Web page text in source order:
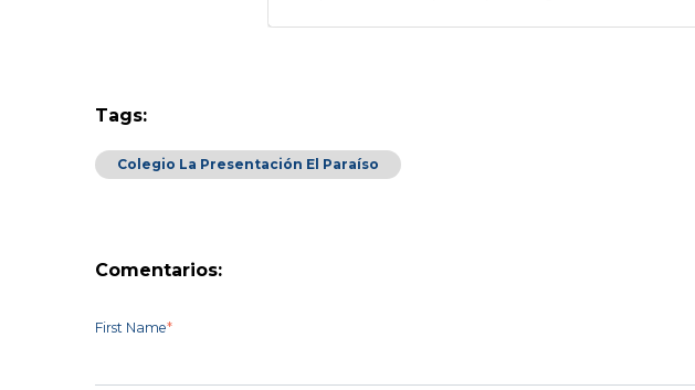
Tags:
Colegio La Presentación El Paraíso
Comentarios:
First Name*